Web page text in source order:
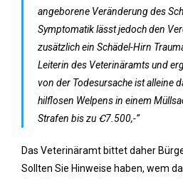
angeborene Veränderung des
Symptomatik lässt jedoch den
zusätzlich ein Schädel-Hirn
Leiterin des Veterinäramts und
von der Todesursache ist alleine
hilflosen Welpens in einem
Strafen bis zu Ꞓ7.500,-”
Das Veterinäramt bittet daher
Sollten Sie Hinweise haben, wem